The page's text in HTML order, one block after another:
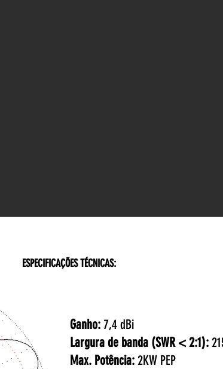
ESPECIFICAÇÕES TÉCNICAS:
Ganho: 7,4 dBi
Largura de banda (SWR < 2:1):
Max. Potência:2KW PEP